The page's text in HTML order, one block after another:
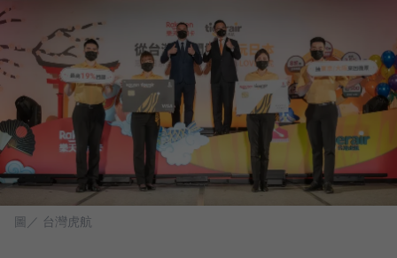
圖／ 台灣虎航